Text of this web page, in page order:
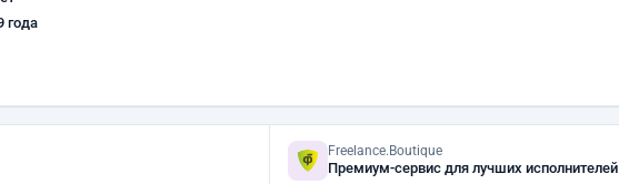
года
Freelance.Boutique
Премиум-сервис для лучших исполнителей